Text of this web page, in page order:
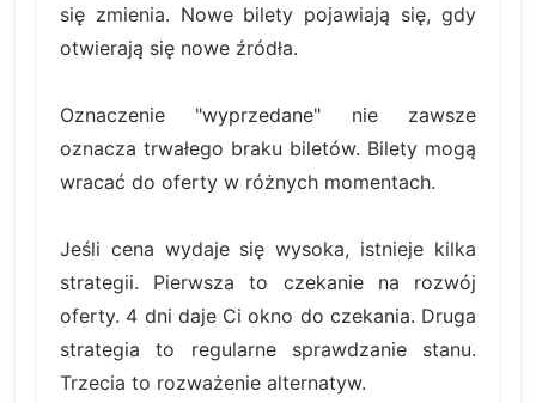
się zmienia. Nowe bilety pojawiają się, gdy
otwierają się nowe źródła.
Oznaczenie "wyprzedane" nie zawsze
oznacza trwałego braku biletów. Bilety mogą
wracać do oferty w różnych momentach.
Jeśli cena wydaje się wysoka, istnieje kilka
strategii. Pierwsza to czekanie na rozwój
oferty. 4 dni daje Ci okno do czekania. Druga
strategia to regularne sprawdzanie stanu.
Trzecia to rozważenie alternatyw.